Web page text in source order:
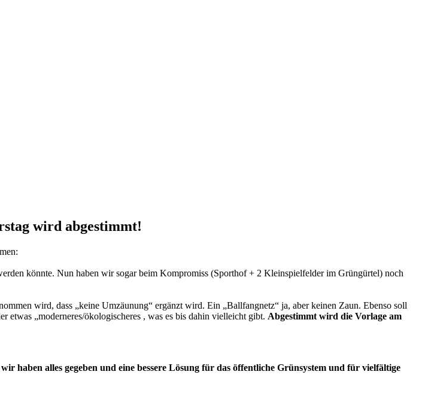
wird abgestimmt!
könnte. Nun haben wir sogar beim Kompromiss (Sporthof + 2 Kleinspielfelder im Grüngürtel) noch
wird, dass „keine Umzäunung“ ergänzt wird. Ein „Ballfangnetz“ ja, aber keinen Zaun. Ebenso soll
etwas „moderneres/ökologischeres , was es bis dahin vielleicht gibt. Abgestimmt wird die Vorlage am
alles gegeben und eine bessere Lösung für das öffentliche Grünsystem und für vielfältige